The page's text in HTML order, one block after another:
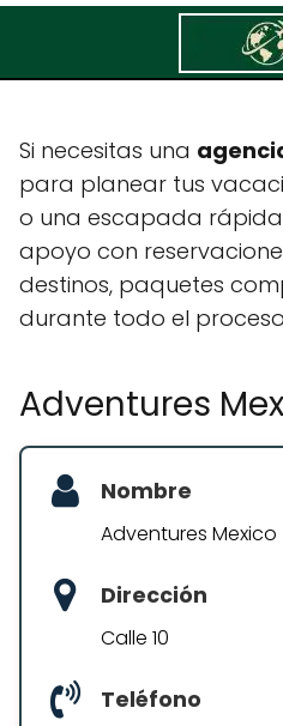
Adventures
Si necesitas una
para planear tus
o una escapada
apoyo con
destinos, paquetes
durante todo el
Adventures
Nombre
Adventures Mexico
Dirección
Calle 10
Teléfono